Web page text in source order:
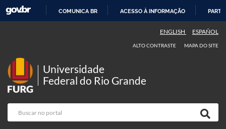
COMUNICA BR ACESSO À INFORMAÇÃO
ENGLISH ESPAÑOL
ALTO CONTRASTE MAPA DO SITE
Universidade
Federal do Rio Grande